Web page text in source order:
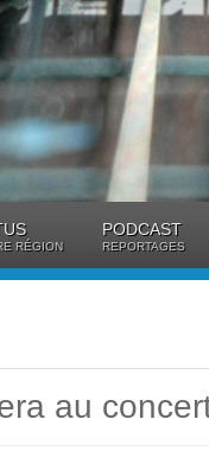
RÉGION
PODCAST
REPORTAGES
au